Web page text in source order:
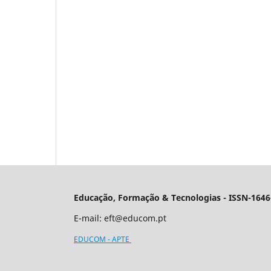
Educação, Formação & Tecnologias - ISSN-
E-mail: eft@educom.pt
EDUCOM - APTE